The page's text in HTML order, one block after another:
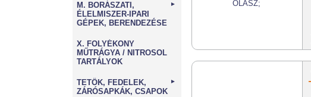
M. BORÁSZATI,
ÉLELMISZER-IPARI
GÉPEK, BERENDEZÉSE
►
X. FOLYÉKONY
MŰTRÁGYA / NITROSOL
TARTÁLYOK
TETŐK, FEDELEK,
ZÁRÓSAPKÁK, CSAPOK
►